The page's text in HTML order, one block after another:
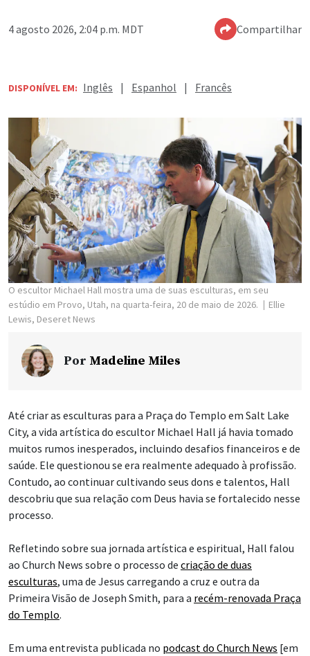
4 agosto 2026, 2:04 p.m. MDT Compartilhar
DISPONÍVEL EM: Inglês | Espanhol | Francês
O escultor Michael Hall mostra uma de suas esculturas, em seu
estúdio em Provo, Utah, na quarta-feira, 20 de maio de 2026.
Ellie
Lewis, Deseret News
Por Madeline Miles
Até criar as esculturas para a Praça do Templo em Salt Lake
City, a vida artística do escultor Michael Hall já havia tomado
muitos rumos inesperados, incluindo desafios financeiros e de
saúde. Ele questionou se era realmente adequado à profissão.
Contudo, ao continuar cultivando seus dons e talentos, Hall
descobriu que sua relação com Deus havia se fortalecido nesse
processo.
Refletindo sobre sua jornada artística e espiritual, Hall falou
ao Church News sobre o processo de criação de duas
esculturas, uma de Jesus carregando a cruz e outra da
Primeira Visão de Joseph Smith, para a recém-renovada Praça
do Templo.
Em uma entrevista publicada no podcast do Church News [em